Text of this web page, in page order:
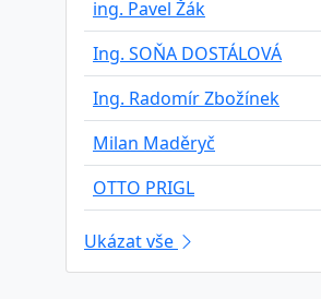
ing. Pavel Žák
Ing. SOŇA DOSTÁLOVÁ
Ing. Radomír Zbožínek
Milan Maděryč
OTTO PRIGL
Ukázat vše